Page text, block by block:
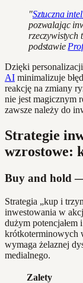
"Sztuczna
pozwalając
rzeczywistych
podstawie
Dzięki
AI minimalizuje
reakcję na zmiany
nie jest magicznym
zawsze należy do
Strategie
wzrostowe:
Buy and hold
Strategia „kup i
inwestowania w
dużym potencjałem
krótkoterminowych
wymaga żelaznej
medialnego.
Zalety